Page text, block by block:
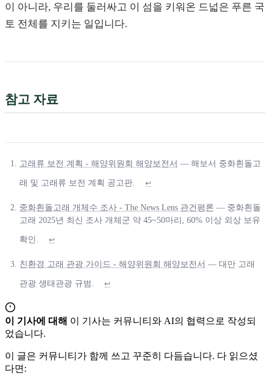
이 아니라, 우리를 둘러싸고 이 섬을 키워온 드넓은 푸른 국
토 전체를 지키는 일입니다.
참고 자료
고래류 보전 계획 - 해양위원회 해양보전서 — 해보서 중화흰돌고
래 및 고래류 보전 계획 공고판. ↩
중화흰돌고래 개체수 조사 - The News Lens 관건평론 — 중화흰돌
고래 2025년 최신 조사 개체군 약 45~50마리, 60% 이상 외상 보유
확인. ↩
친환경 고래 관광 가이드 - 해양위원회 해양보전서 — 대만 고래
관광 생태관광 규범. ↩
이 기사에 대해 이 기사는 커뮤니티와 AI의 협력으로 작성되
었습니다.
이 글은 커뮤니티가 함께 쓰고 꾸준히 다듬습니다. 다 읽으셨
다면: